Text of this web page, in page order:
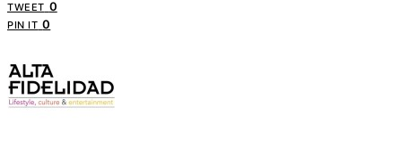
TWEET 0
PIN IT 0